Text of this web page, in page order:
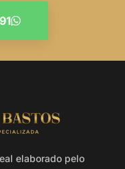
elaborado pelo